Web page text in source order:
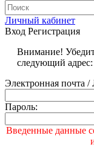
Личный кабинет
Вход Регистрация
Внимание!
следующий
Электронная почта /
Пароль:
Введенные данные